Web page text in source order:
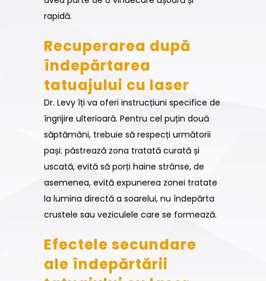
rapidă.
Recuperarea după
îndepărtarea
tatuajului cu laser
Dr. Levy îți va oferi instrucțiuni specifice de
îngrijire ulterioară. Pentru cel puțin două
săptămâni, trebuie să respecți următorii
pași: păstrează zona tratată curată și
uscată, evită să porți haine strânse, de
asemenea, evită expunerea zonei tratate
la lumina directă a soarelui, nu îndepărta
crustele sau veziculele care se formează.
Efectele secundare
ale îndepărtării